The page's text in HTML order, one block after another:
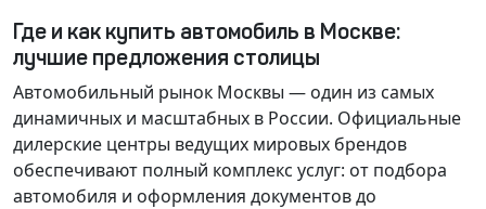
Где и как купить автомобиль в Москве:
лучшие предложения столицы
Автомобильный рынок Москвы — один из самых
динамичных и масштабных в России. Официальные
дилерские центры ведущих мировых брендов
обеспечивают полный комплекс услуг: от подбора
автомобиля и оформления документов до